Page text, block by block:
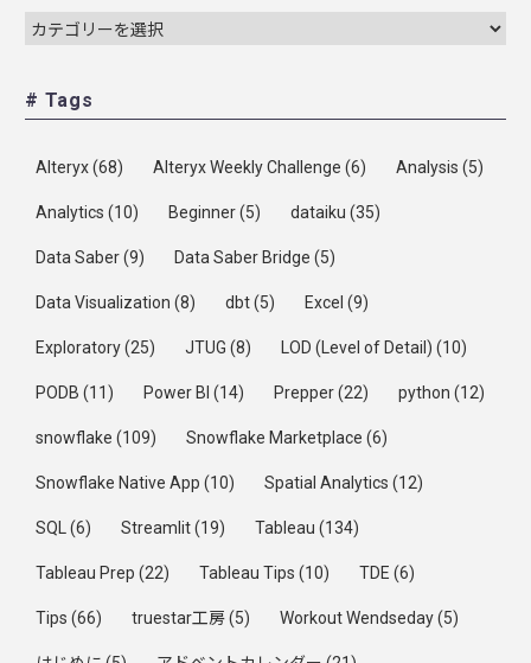
# Tags
Alteryx(68) Alteryx Weekly Challenge (6) Analysis (5)
Analytics (10) Beginner(5) dataiku (35)
Data Saber(9) Data Saber Bridge (5)
Data Visualization (8) dbt(5) Excel (9)
Exploratory(25) JTUG (8) LOD (Level of Detail) (10)
PODB (11) Power BI (14) Prepper(22) python (12)
snowflake (109) Snowflake Marketplace (6)
Snowflake Native App (10) Spatial Analytics (12)
SQL (6) Streamlit(19) Tableau (134)
Tableau Prep (22) Tableau Tips (10) TDE (6)
Tips (66) truestar工房(5) Workout Wendseday(5)